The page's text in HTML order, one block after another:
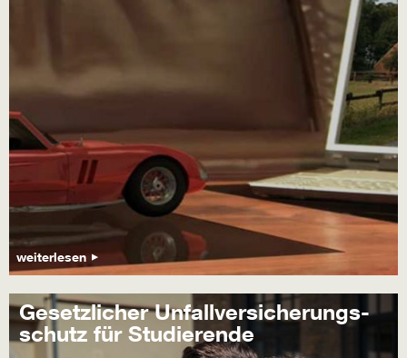
weiterlesen
Gesetzlicher Unfallversicherungs-
schutz für Studierende